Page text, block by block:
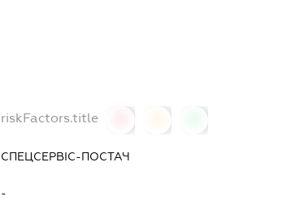
riskFactors.title
СПЕЦСЕРВІС-ПОСТАЧ
-